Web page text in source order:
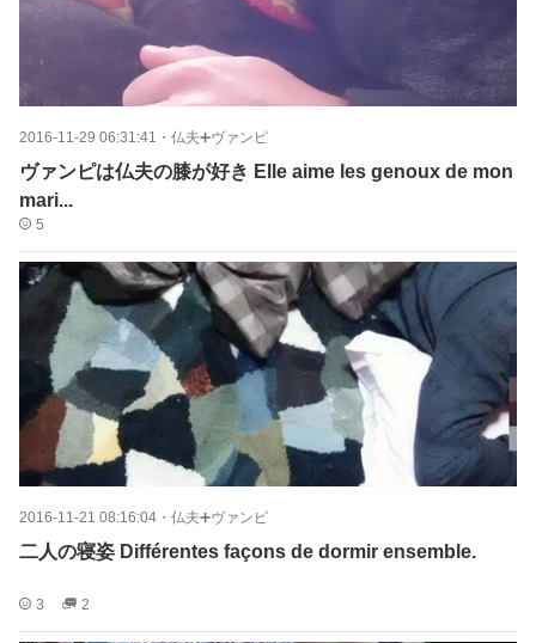
2016-11-29 06:31:41 ・ 仏夫➕ヴァンピ
ヴァンピは仏夫の膝が好き Elle aime les genoux de mon
mari...
5
2016-11-21 08:16:04 ・ 仏夫➕ヴァンピ
二人の寝姿 Différentes façons de dormir ensemble.
3 2